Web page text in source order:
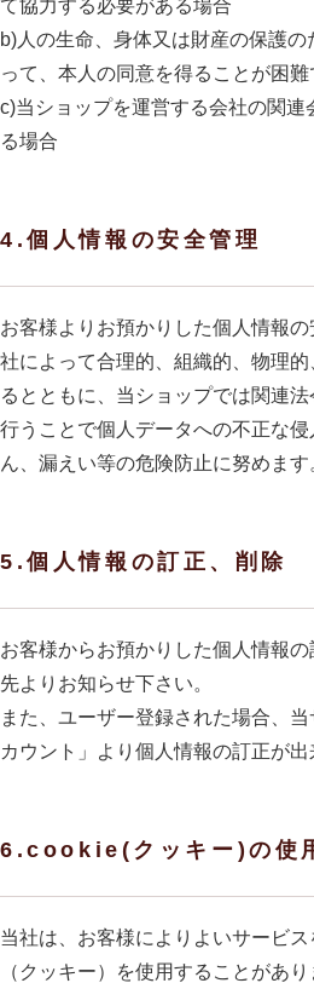
て協力する必要がある場合
b)人の生命、身体又は財産の保護
って、本人の同意を得ることが困
c)当ショップを運営する会社の関連
る場合
4.個人情報の安全管理
お客様よりお預かりした個人情報
社によって合理的、組織的、物理
るとともに、当ショップでは関連
行うことで個人データへの不正な
ん、漏えい等の危険防止に努めます
5.個人情報の訂正、削除
お客様からお預かりした個人情報
先よりお知らせ下さい。
また、ユーザー登録された場合、
カウント」より個人情報の訂正が出
6.cookie(クッキー)の使
当社は、お客様によりよいサービ
（クッキー）を使用することがあ